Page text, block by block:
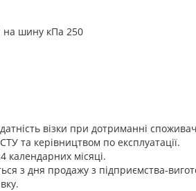
на шину кПа 250
візки при дотриманні
та керівництвом по експлуатації.
календарних місяці.
з дня продажу з підприємства-